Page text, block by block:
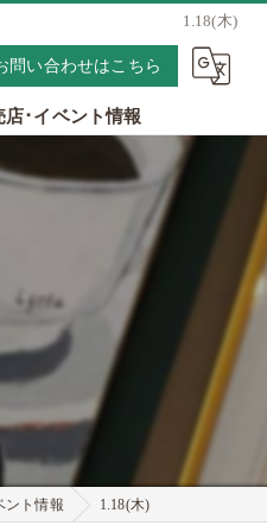
1.18(木)
問い合わせはこちら
店･イベント情報
ント情報 1.18(木)